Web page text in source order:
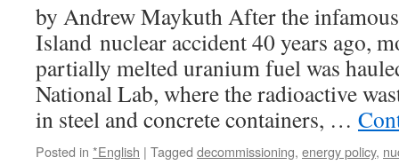
by Andrew Maykuth After the
Island nuclear accident 40 years ago,
partially melted uranium fuel was
National Lab, where the radioactive
in steel and concrete containers, …
Posted in *English | Tagged decommissioning, energy policy,